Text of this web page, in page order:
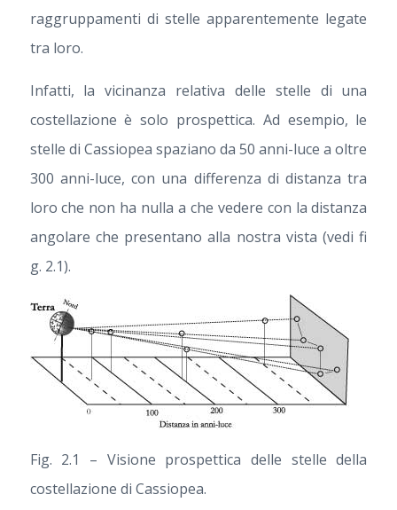
raggruppamenti di stelle apparentemente legate
tra loro.
Infatti, la vicinanza relativa delle stelle di una
costellazione è solo prospettica. Ad esempio, le
stelle di Cassiopea spaziano da 50 anni-luce a oltre
300 anni-luce, con una differenza di distanza tra
loro che non ha nulla a che vedere con la distanza
angolare che presentano alla nostra vista (vedi fi
g. 2.1).
Fig. 2.1 – Visione prospettica delle stelle della
costellazione di Cassiopea.